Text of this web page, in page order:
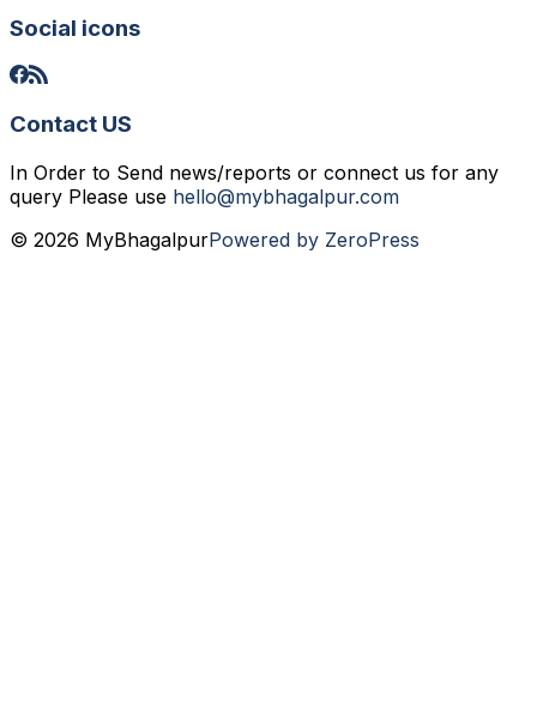
Social icons
Contact US
In Order to Send news/reports or connect us for any
query Please use hello@mybhagalpur.com
© 2026 MyBhagalpurPowered by ZeroPress